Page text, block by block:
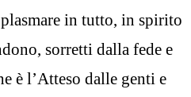
in tutto, in spirito
sorretti dalla fede e
è l’Atteso dalle genti e